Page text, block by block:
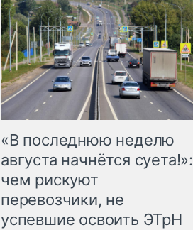
«В последнюю неделю
августа начнётся суета!»:
чем рискуют
перевозчики, не
успевшие освоить ЭТрН